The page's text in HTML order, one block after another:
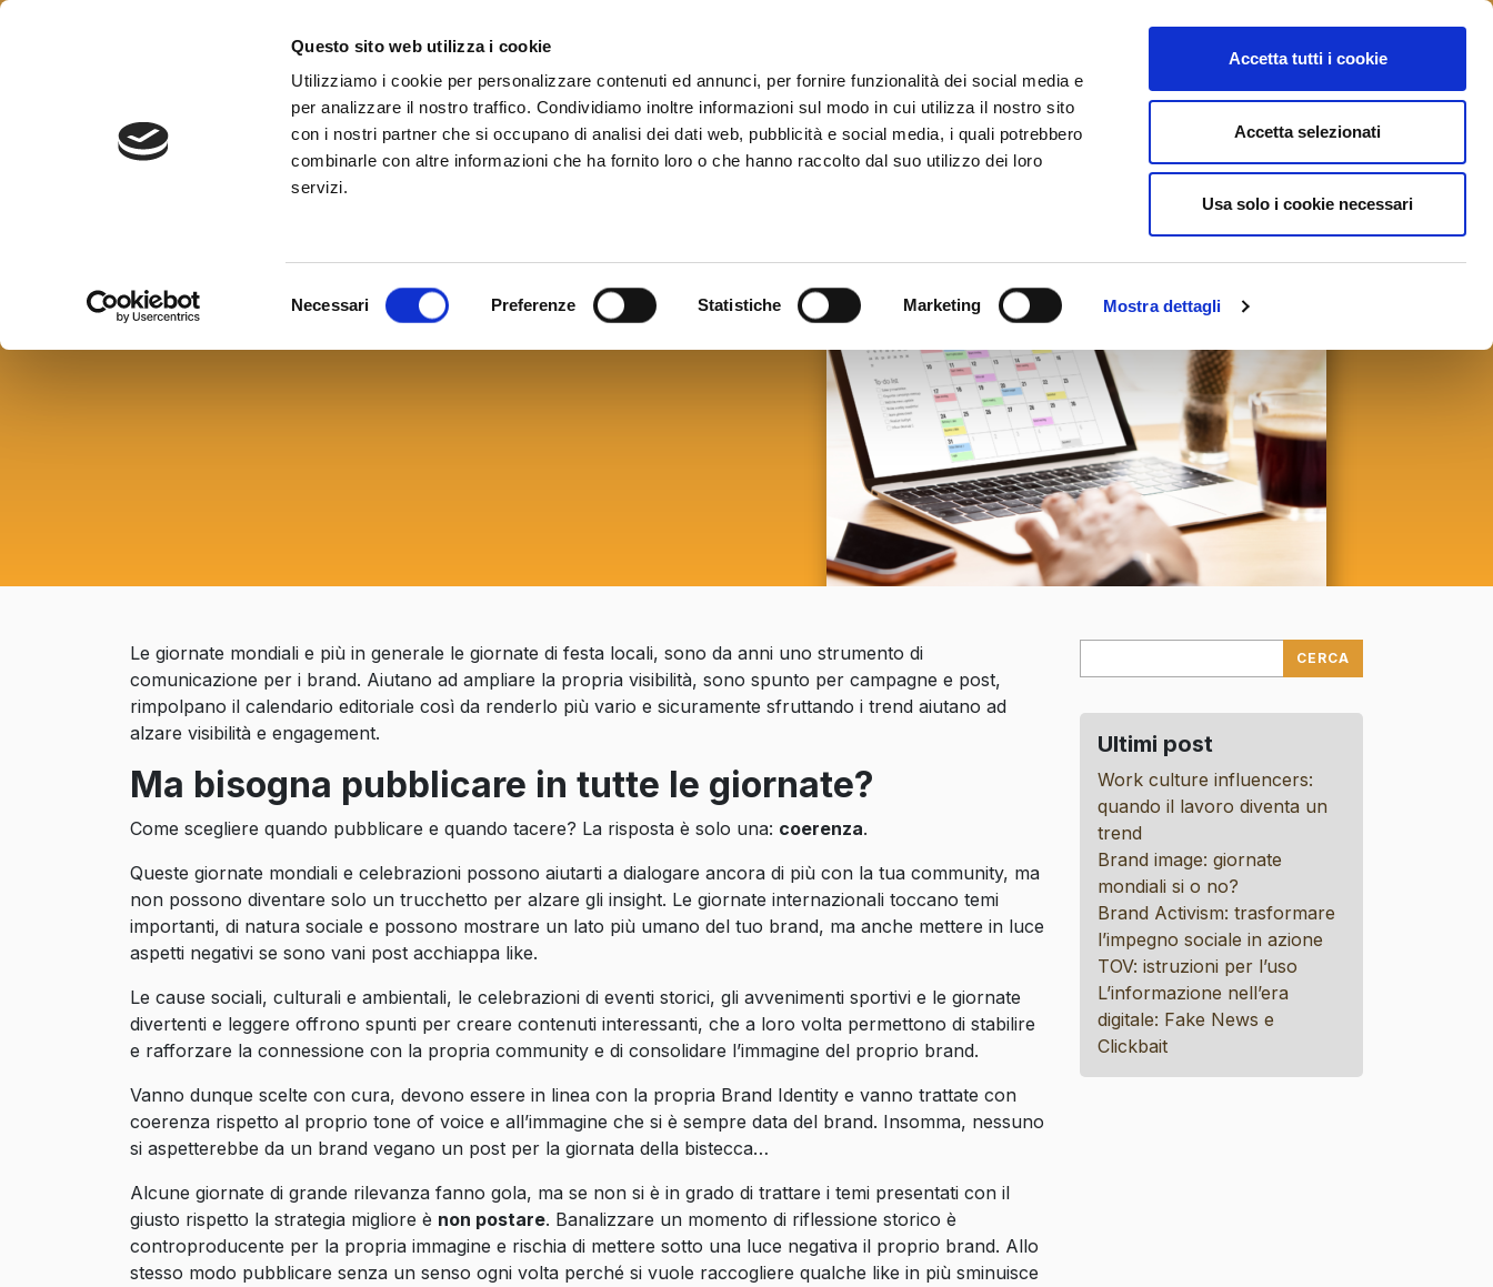
Questo sito web utilizza i cookie
Utilizziamo i cookie per personalizzare contenuti ed annunci, per fornire funzionalità dei social media e
per analizzare il nostro traffico. Condividiamo inoltre informazioni sul modo in cui utilizza il nostro sito
con i nostri partner che si occupano di analisi dei dati web, pubblicità e social media, i quali potrebbero
combinarle con altre informazioni che ha fornito loro o che hanno raccolto dal suo utilizzo dei loro
servizi.
Necessari Preferenze Statistiche Marketing Mostra dettagli
Accetta tutti i cookie
Accetta selezionati
Usa solo i cookie necessari
mondiali si o no?
Le giornate mondiali e più in generale le giornate di festa locali, sono da anni uno strumento di
comunicazione per i brand. Aiutano ad ampliare la propria visibilità, sono spunto per campagne e post,
rimpolpano il calendario editoriale così da renderlo più vario e sicuramente sfruttando i trend aiutano ad
alzare visibilità e engagement.
Ma bisogna pubblicare in tutte le giornate?
Come scegliere quando pubblicare e quando tacere? La risposta è solo una: coerenza.
Queste giornate mondiali e celebrazioni possono aiutarti a dialogare ancora di più con la tua community, ma
non possono diventare solo un trucchetto per alzare gli insight. Le giornate internazionali toccano temi
importanti, di natura sociale e possono mostrare un lato più umano del tuo brand, ma anche mettere in luce
aspetti negativi se sono vani post acchiappa like.
Le cause sociali, culturali e ambientali, le celebrazioni di eventi storici, gli avvenimenti sportivi e le giornate
divertenti e leggere offrono spunti per creare contenuti interessanti, che a loro volta permettono di stabilire
e rafforzare la connessione con la propria community e di consolidare l’immagine del proprio brand.
Vanno dunque scelte con cura, devono essere in linea con la propria Brand Identity e vanno trattate con
coerenza rispetto al proprio tone of voice e all’immagine che si è sempre data del brand. Insomma, nessuno
si aspetterebbe da un brand vegano un post per la giornata della bistecca…
Alcune giornate di grande rilevanza fanno gola, ma se non si è in grado di trattare i temi presentati con il
giusto rispetto la strategia migliore è non postare. Banalizzare un momento di riflessione storico è
controproducente per la propria immagine e rischia di mettere sotto una luce negativa il proprio brand. Allo
stesso modo pubblicare senza un senso ogni volta perché si vuole raccogliere qualche like in più sminuisce
Ultimi post
Work culture influencers:
quando il lavoro diventa un
trend
Brand image: giornate
mondiali si o no?
Brand Activism: trasformare
l’impegno sociale in azione
TOV: istruzioni per l’uso
L’informazione nell’era
digitale: Fake News e
Clickbait